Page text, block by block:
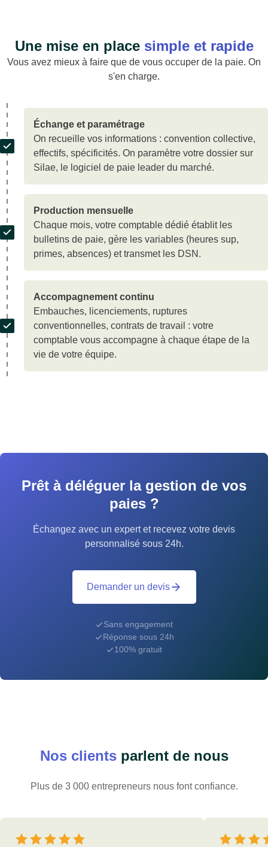
Une mise en place simple et rapide
Vous avez mieux à faire que de vous occuper de la paie. On
s'en charge.
Échange et paramétrage
On recueille vos informations : convention collective,
effectifs, spécificités. On paramètre votre dossier sur
Silae, le logiciel de paie leader du marché.
Production mensuelle
Chaque mois, votre comptable dédié établit les
bulletins de paie, gère les variables (heures sup,
primes, absences) et transmet les DSN.
Accompagnement continu
Embauches, licenciements, ruptures
conventionnelles, contrats de travail : votre
comptable vous accompagne à chaque étape de la
vie de votre équipe.
Prêt à déléguer la gestion de vos
paies ?
Échangez avec un expert et recevez votre devis
personnalisé sous 24h.
Demander un devis
Sans engagement
Réponse sous 24h
100% gratuit
Nos clientsparlent de nous
Plus de 3 000 entrepreneurs nous font confiance.